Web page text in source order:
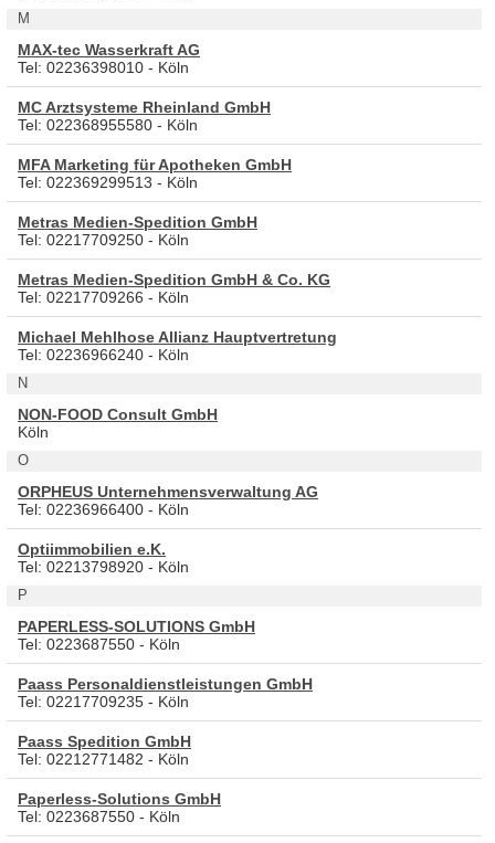
M
MAX-tec Wasserkraft AG
Tel: 02236398010 - Köln
MC Arztsysteme Rheinland GmbH
Tel: 022368955580 - Köln
MFA Marketing für Apotheken GmbH
Tel: 022369299513 - Köln
Metras Medien-Spedition GmbH
Tel: 02217709250 - Köln
Metras Medien-Spedition GmbH & Co. KG
Tel: 02217709266 - Köln
Michael Mehlhose Allianz Hauptvertretung
Tel: 02236966240 - Köln
N
NON-FOOD Consult GmbH
Köln
O
ORPHEUS Unternehmensverwaltung AG
Tel: 02236966400 - Köln
Optiimmobilien e.K.
Tel: 02213798920 - Köln
P
PAPERLESS-SOLUTIONS GmbH
Tel: 0223687550 - Köln
Paass Personaldienstleistungen GmbH
Tel: 02217709235 - Köln
Paass Spedition GmbH
Tel: 02212771482 - Köln
Paperless-Solutions GmbH
Tel: 0223687550 - Köln